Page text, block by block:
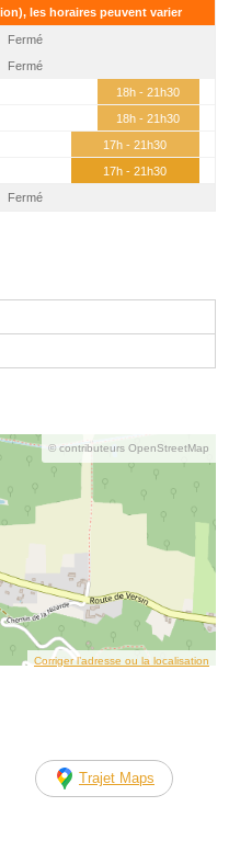
les horaires peuvent varier
Fermé
Fermé
18h - 21h30
18h - 21h30
17h - 21h30
17h - 21h30
Fermé
© contributeurs OpenStreetMap
Corriger l’adresse ou la localisation
Trajet Maps